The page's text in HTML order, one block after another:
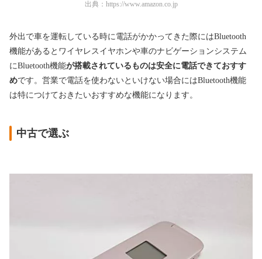
出典： https://www.amazon.co.jp
外出で車を運転している時に電話がかかってきた際にはBluetooth
機能があるとワイヤレスイヤホンや車のナビゲーションシステム
にBluetooth機能が搭載されているものは安全に電話できておすす
めです。営業で電話を使わないといけない場合にはBluetooth機能
は特につけておきたいおすすめな機能になります。
中古で選ぶ